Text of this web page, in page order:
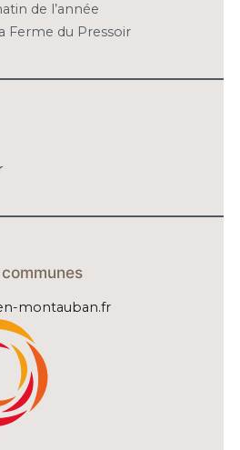
de l’année
Ferme du Pressoir
montauban.fr